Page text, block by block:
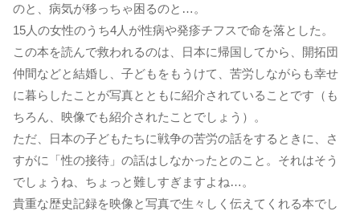
のと、病気が移っちゃ困るのと…。
15人の女性のうち4人が性病や発疹チフスで命を落とした。
この本を読んで救われるのは、日本に帰国してから、開拓団
仲間などと結婚し、子どもをもうけて、苦労しながらも幸せ
に暮らしたことが写真とともに紹介されていることです（も
ちろん、映像でも紹介されたことでしょう）。
ただ、日本の子どもたちに戦争の苦労の話をするときに、さ
すがに「性の接待」の話はしなかったとのこと。それはそう
でしょうね、ちょっと難しすぎますよね…。
貴重な歴史記録を映像と写真で生々しく伝えてくれる本でし